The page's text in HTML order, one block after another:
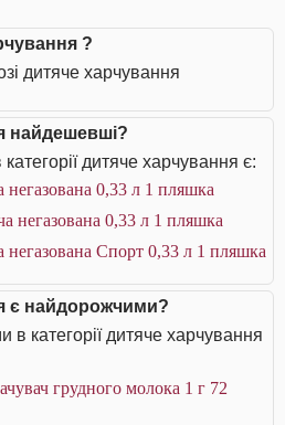
?
дитяче харчування
найдешевші?
дитяче харчування є:
0,33 л 1 пляшка
негазована 0,33 л 1 пляшка
Спорт 0,33 л 1 пляшка
є найдорожчими?
категорії дитяче харчування
грудного молока 1 г 72